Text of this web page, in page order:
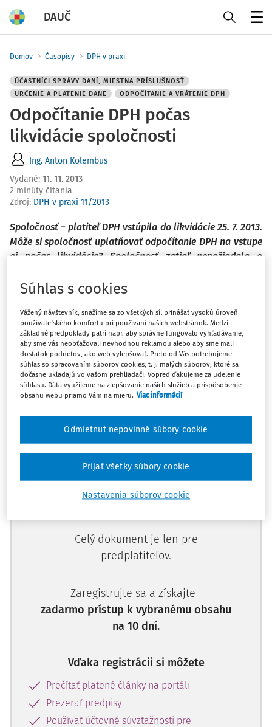
DAUČ
Domov Časopisy DPH v praxi
ÚČASTNÍCI SPRÁVY DANÍ, MIESTNA PRÍSLUŠNOSŤ
URČENIE A PLATENIE DANE
ODPOČÍTANIE A VRÁTENIE DPH
Odpočítanie DPH počas
likvidácie spoločnosti
Ing. Anton Kolembus
Vydané: 11. 11. 2013
2 minúty čítania
Zdroj: DPH v praxi 11/2013
Spoločnosť − platiteľ DPH vstúpila do likvidácie 25. 7. 2013.
Môže si spoločnosť uplatňovať odpočítanie DPH na vstupe
aj počas likvidácie? Spoločnosť zatiaľ nepožiadala o
uzavretých zmlúv s obchodnými partnermi ešte prebieha
podávať súhrnné výkazy.
Zákon č. 222/2004 Z. z. o dani z pridanej hodnoty v z. n. p.
(ďalej len „zákon o DPH“) neobsahuje osobitnú úpravu pre
daňovníkov v období likvidácie spoločnosti, priamo
neukladá spoločnosti v
Máte predplatné? Prihláste sa
Celý dokument je len pre
predplatiteľov.
Zaregistrujte sa a získajte
zadarmo prístup k vybranému obsahu
na 10 dní.
Vďaka registrácii si môžete
Prečítať platené články na portáli
Prezerať predpisy
Používať účtovné súvzťažnosti pre
Súhlas s cookies
Vážený návštevník, snažíme sa zo všetkých síl prinášať vysokú úroveň
používateľského komfortu pri používaní našich webstránok. Medzi
základné predpoklady patrí napr. aby správne fungovalo vyhľadávanie,
aby sme vás neobťažovali nevhodnou reklamou alebo aby sme mali
dostatok podnetov, ako web vylepšovať. Preto od Vás potrebujeme
súhlas so spracovaním súborov cookies, t. j. malých súborov, ktoré sa
dočasne ukladajú vo vašom prehliadači. Vopred ďakujeme za udelenie
súhlasu. Dáta využijeme na zlepšovanie našich služieb a prispôsobenie
obsahu webu priamo Vám na mieru. Viac informácií
Nastavenia súborov cookie
Odmietnut nepovinné súbory cookie
Prijať všetky súbory cookie